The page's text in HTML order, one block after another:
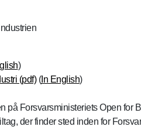
)
(pdf)(In English)
på Forsvarsministeriets Open for
der finder sted inden for